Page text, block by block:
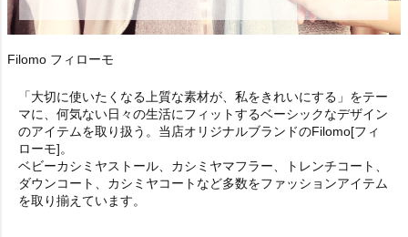
Filomo フィローモ
「大切に使いたくなる上質な素材が、私をきれいにする」をテー
マに、何気ない日々の生活にフィットするベーシックなデザイン
のアイテムを取り扱う。当店オリジナルブランドのFilomo[フィ
ローモ]。
ベビーカシミヤストール、カシミヤマフラー、トレンチコート、
ダウンコート、カシミヤコートなど多数をファッションアイテム
を取り揃えています。